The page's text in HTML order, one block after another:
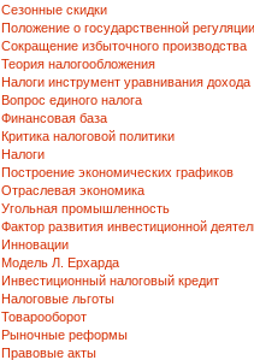
Сезонные скидки
Положение о государственной регуляции
Сокращение избыточного производства
Теория налогообложения
Налоги инструмент уравнивания дохода
Вопрос единого налога
Финансовая база
Критика налоговой политики
Налоги
Построение экономических графиков
Отраслевая экономика
Угольная промышленность
Фактор развития инвестиционной
Инновации
Модель Л. Ерхарда
Инвестиционный налоговый кредит
Налоговые льготы
Товарооборот
Рыночные реформы
Правовые акты